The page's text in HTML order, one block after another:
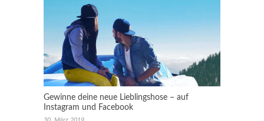
Gewinne deine neue Lieblingshose – auf
Instagram und Facebook